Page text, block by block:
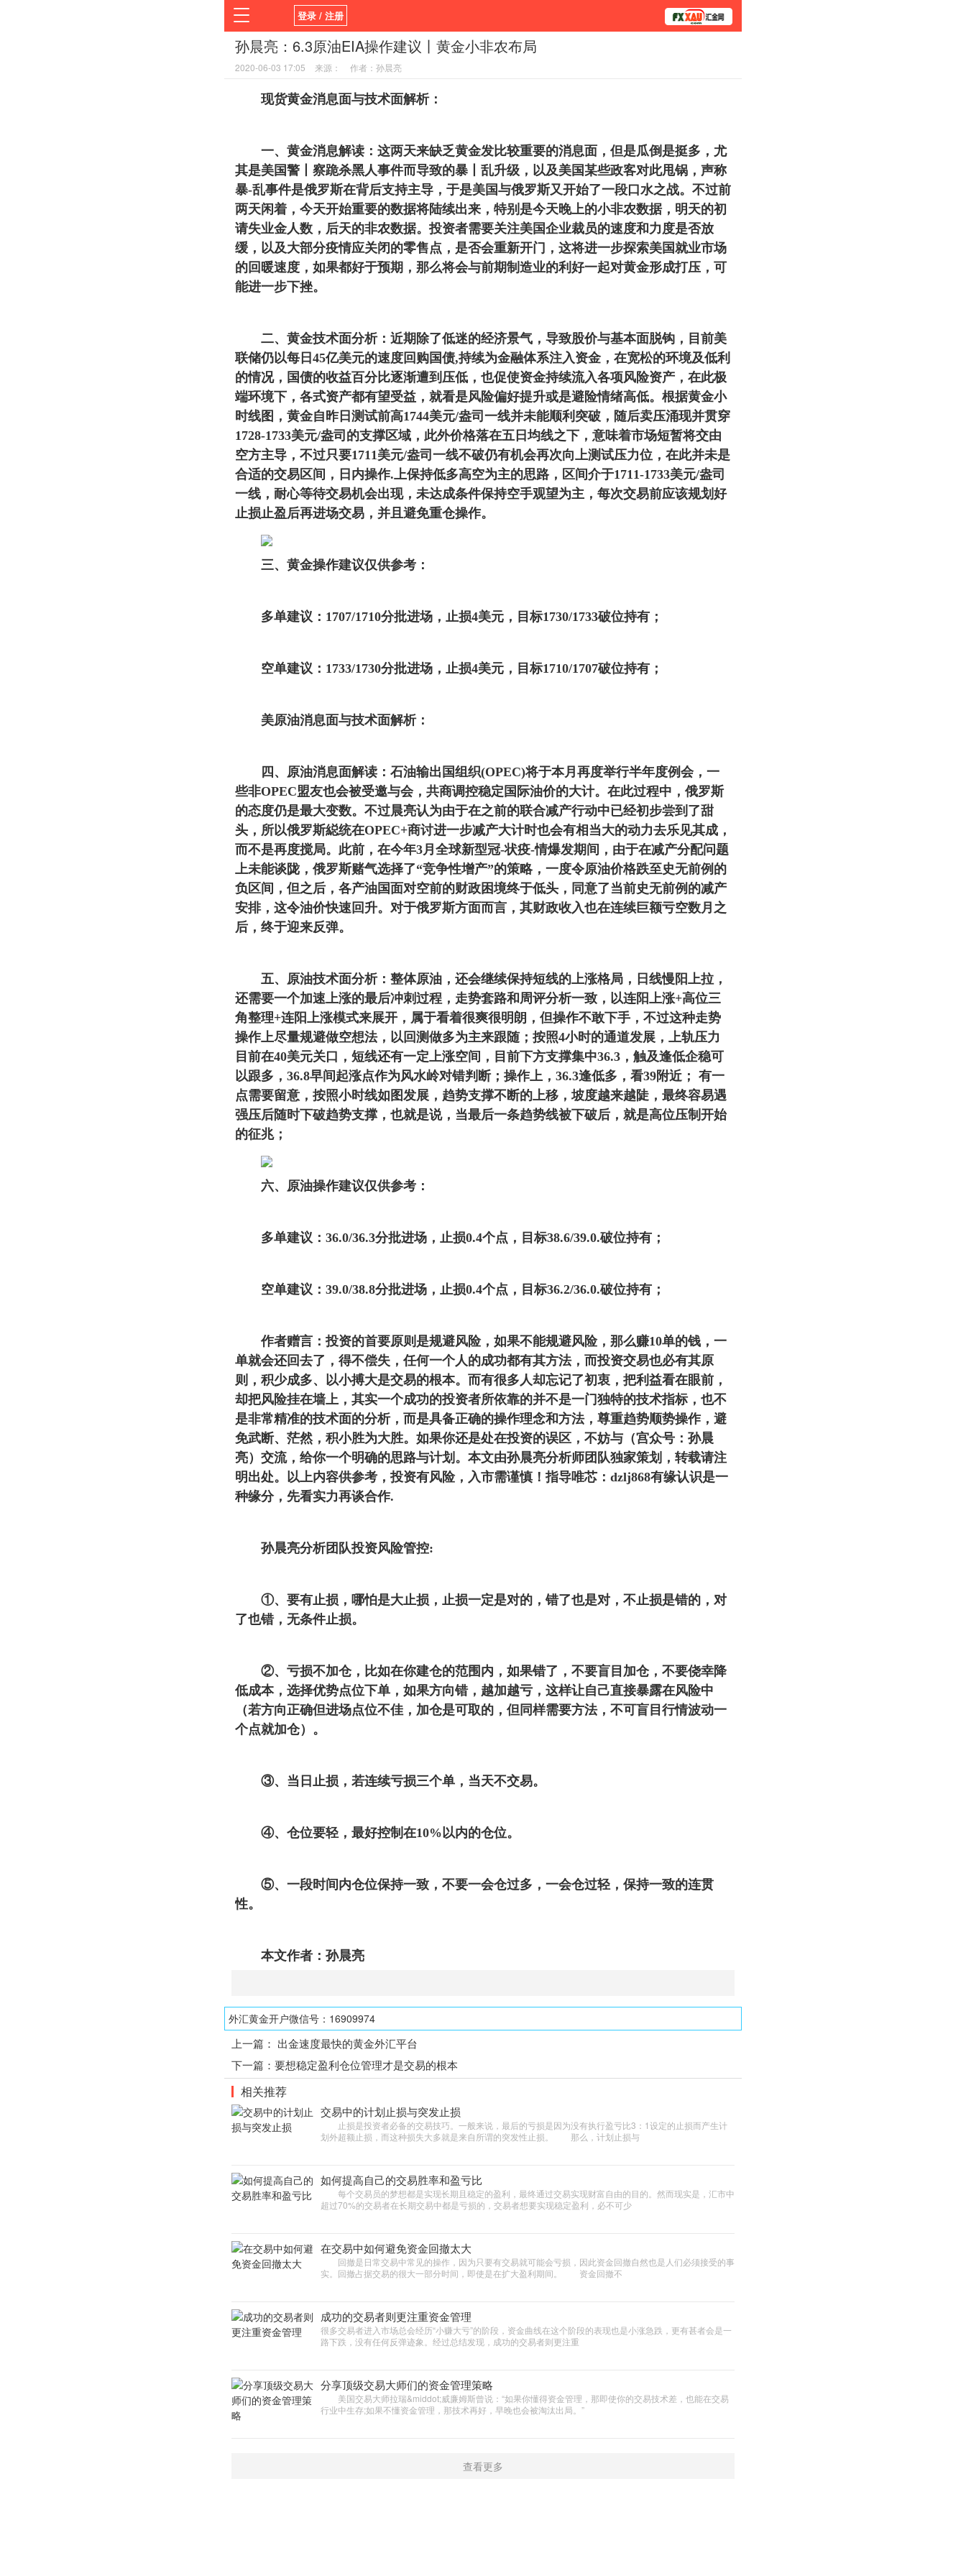
登录 / 注册
首页 新闻 观点
平台
指标EA
孙晨亮：6.3原油EIA操作建议丨黄金小非农布局
2020-06-03 17:05 来源： 作者：孙晨亮
现货黄金消息面与技术面解析：
一、黄金消息解读：这两天来缺乏黄金发比较重要的消息面，但是瓜倒是挺多，尤
其是美国警丨察跪杀黑人事件而导致的暴丨乱升级，以及美国某些政客对此甩锅，声称
暴-乱事件是俄罗斯在背后支持主导，于是美国与俄罗斯又开始了一段口水之战。不过前
两天闲着，今天开始重要的数据将陆续出来，特别是今天晚上的小非农数据，明天的初
请失业金人数，后天的非农数据。投资者需要关注美国企业裁员的速度和力度是否放
缓，以及大部分疫情应关闭的零售点，是否会重新开门，这将进一步探索美国就业市场
的回暖速度，如果都好于预期，那么将会与前期制造业的利好一起对黄金形成打压，可
能进一步下挫。
二、黄金技术面分析：近期除了低迷的经济景气，导致股价与基本面脱钩，目前美
联储仍以每日45亿美元的速度回购国债,持续为金融体系注入资金，在宽松的环境及低利
的情况，国债的收益百分比逐渐遭到压低，也促使资金持续流入各项风险资产，在此极
端环境下，各式资产都有望受益，就看是风险偏好提升或是避险情绪高低。根据黄金小
时线图，黄金自昨日测试前高1744美元/盎司一线并未能顺利突破，随后卖压涌现并贯穿
1728-1733美元/盎司的支撑区域，此外价格落在五日均线之下，意味着市场短暂将交由
空方主导，不过只要1711美元/盎司一线不破仍有机会再次向上测试压力位，在此并未是
合适的交易区间，日内操作.上保持低多高空为主的思路，区间介于1711-1733美元/盎司
一线，耐心等待交易机会出现，未达成条件保持空手观望为主，每次交易前应该规划好
止损止盈后再进场交易，并且避免重仓操作。
三、黄金操作建议仅供参考：
多单建议：1707/1710分批进场，止损4美元，目标1730/1733破位持有；
空单建议：1733/1730分批进场，止损4美元，目标1710/1707破位持有；
美原油消息面与技术面解析：
四、原油消息面解读：石油输出国组织(OPEC)将于本月再度举行半年度例会，一
些非OPEC盟友也会被受邀与会，共商调控稳定国际油价的大计。在此过程中，俄罗斯
的态度仍是最大变数。不过晨亮认为由于在之前的联合减产行动中已经初步尝到了甜
头，所以俄罗斯縂统在OPEC+商讨进一步减产大计时也会有相当大的动力去乐见其成，
而不是再度搅局。此前，在今年3月全球新型冠-状疫-情爆发期间，由于在减产分配问题
上未能谈陇，俄罗斯赌气选择了“竞争性增产”的策略，一度令原油价格跌至史无前例的
负区间，但之后，各产油国面对空前的财政困境终于低头，同意了当前史无前例的减产
安排，这令油价快速回升。对于俄罗斯方面而言，其财政收入也在连续巨额亏空数月之
后，终于迎来反弹。
五、原油技术面分析：整体原油，还会继续保持短线的上涨格局，日线慢阳上拉，
还需要一个加速上涨的最后冲刺过程，走势套路和周评分析一致，以连阳上涨+高位三
角整理+连阳上涨模式来展开，属于看着很爽很明朗，但操作不敢下手，不过这种走势
操作上尽量规避做空想法，以回测做多为主来跟随；按照4小时的通道发展，上轨压力
目前在40美元关口，短线还有一定上涨空间，目前下方支撑集中36.3，触及逢低企稳可
以跟多，36.8早间起涨点作为风水岭对错判断；操作上，36.3逢低多，看39附近； 有一
点需要留意，按照小时线如图发展，趋势支撑不断的上移，坡度越来越陡，最终容易遇
强压后随时下破趋势支撑，也就是说，当最后一条趋势线被下破后，就是高位压制开始
的征兆；
六、原油操作建议仅供参考：
多单建议：36.0/36.3分批进场，止损0.4个点，目标38.6/39.0.破位持有；
空单建议：39.0/38.8分批进场，止损0.4个点，目标36.2/36.0.破位持有；
作者赠言：投资的首要原则是规避风险，如果不能规避风险，那么赚10单的钱，一
单就会还回去了，得不偿失，任何一个人的成功都有其方法，而投资交易也必有其原
则，积少成多、以小搏大是交易的根本。而有很多人却忘记了初衷，把利益看在眼前，
却把风险挂在墙上，其实一个成功的投资者所依靠的并不是一门独特的技术指标，也不
是非常精准的技术面的分析，而是具备正确的操作理念和方法，尊重趋势顺势操作，避
免武断、茫然，积小胜为大胜。如果你还是处在投资的误区，不妨与（宫众号：孙晨
亮）交流，给你一个明确的思路与计划。本文由孙晨亮分析师团队独家策划，转载请注
明出处。以上内容供参考，投资有风险，入市需谨慎！指导唯芯：dzlj868有缘认识是一
种缘分，先看实力再谈合作.
孙晨亮分析团队投资风险管控:
①、要有止损，哪怕是大止损，止损一定是对的，错了也是对，不止损是错的，对
了也错，无条件止损。
②、亏损不加仓，比如在你建仓的范围内，如果错了，不要盲目加仓，不要侥幸降
低成本，选择优势点位下单，如果方向错，越加越亏，这样让自己直接暴露在风险中
（若方向正确但进场点位不佳，加仓是可取的，但同样需要方法，不可盲目行情波动一
个点就加仓）。
③、当日止损，若连续亏损三个单，当天不交易。
④、仓位要轻，最好控制在10%以内的仓位。
⑤、一段时间内仓位保持一致，不要一会仓过多，一会仓过轻，保持一致的连贯
性。
本文作者：孙晨亮
外汇黄金开户微信号：16909974
上一篇： 出金速度最快的黄金外汇平台
下一篇： 要想稳定盈利仓位管理才是交易的根本
相关推荐
交易中的计划止损与突发止损
止损是投资者必备的交易技巧。一般来说，最后的亏损是因为没有执行盈亏比3：1设定的止损而产生计
划外超额止损，而这种损失大多就是来自所谓的突发性止损。 那么，计划止损与
如何提高自己的交易胜率和盈亏比
每个交易员的梦想都是实现长期且稳定的盈利，最终通过交易实现财富自由的目的。然而现实是，汇市中
超过70%的交易者在长期交易中都是亏损的，交易者想要实现稳定盈利，必不可少
在交易中如何避免资金回撤太大
回撤是日常交易中常见的操作，因为只要有交易就可能会亏损，因此资金回撤自然也是人们必须接受的事
实。回撤占据交易的很大一部分时间，即使是在扩大盈利期间。 资金回撤不
成功的交易者则更注重资金管理
很多交易者进入市场总会经历“小赚大亏”的阶段，资金曲线在这个阶段的表现也是小涨急跌，更有甚者会是一
路下跌，没有任何反弹迹象。经过总结发现，成功的交易者则更注重
分享顶级交易大师们的资金管理策略
美国交易大师拉瑞&middot;威廉姆斯曾说：“如果你懂得资金管理，那即使你的交易技术差，也能在交易
行业中生存;如果不懂资金管理，那技术再好，早晚也会被淘汰出局。”
查看更多